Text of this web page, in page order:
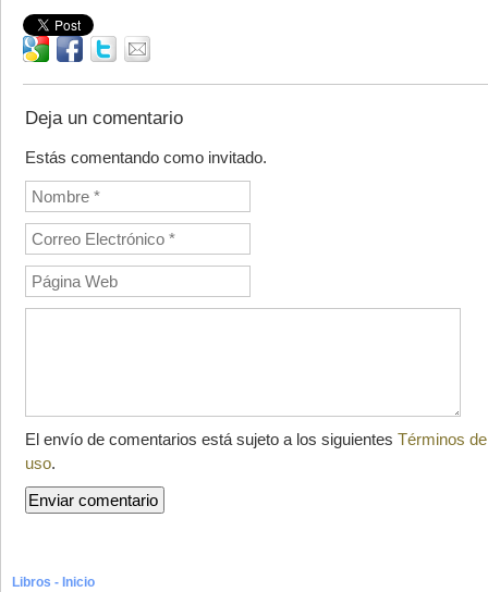
Deja un comentario
Estás comentando como invitado.
El envío de comentarios está sujeto a los siguientes Términos de
uso.
Libros - Inicio